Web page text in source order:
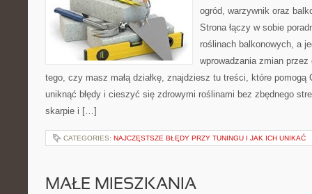
ogród, warzywnik oraz
Strona łączy w sobie
roślinach balkonowych, a
wprowadzania zmian przez
tego, czy masz małą działkę, znajdziesz tu treści, które pomogą
uniknąć błędy i cieszyć się zdrowymi roślinami bez zbędnego
skarpie i […]
CATEGORIES: NAJCZĘSTSZE BŁĘDY PRZY TUNINGU I JAK ICH UNIKAĆ
MAŁE MIESZKANIA